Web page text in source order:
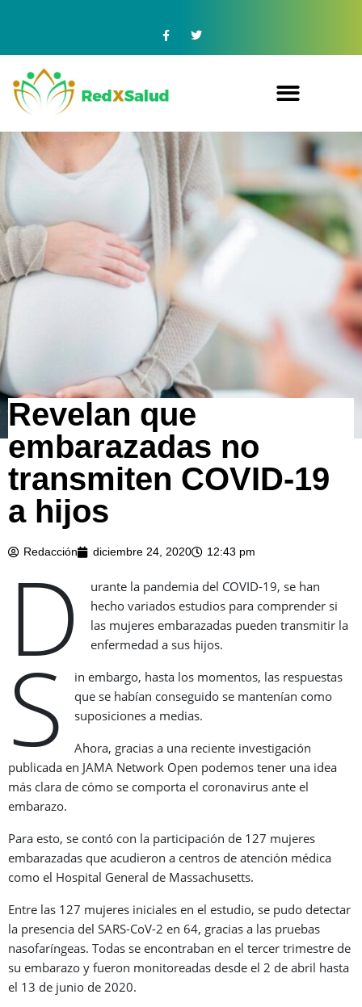
Revelan que
embarazadas no
transmiten COVID-19
a hijos
Redacción diciembre 24, 2020 12:43 pm
D
urante la pandemia del COVID-19, se han
hecho variados estudios para comprender si
las mujeres embarazadas pueden transmitir la
enfermedad a sus hijos.
S
in embargo, hasta los momentos, las respuestas
que se habían conseguido se mantenían como
suposiciones a medias.
Ahora, gracias a una reciente investigación
publicada en JAMA Network Open podemos tener una idea
más clara de cómo se comporta el coronavirus ante el
embarazo.
Para esto, se contó con la participación de 127 mujeres
embarazadas que acudieron a centros de atención médica
como el Hospital General de Massachusetts.
Entre las 127 mujeres iniciales en el estudio, se pudo detectar
la presencia del SARS-CoV-2 en 64, gracias a las pruebas
nasofaríngeas. Todas se encontraban en el tercer trimestre de
su embarazo y fueron monitoreadas desde el 2 de abril hasta
el 13 de junio de 2020.